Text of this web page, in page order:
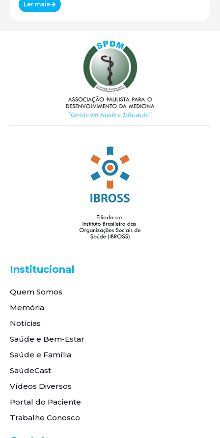
Ler mais
Institucional
Quem Somos
Memória
Notícias
Saúde e Bem-Estar
Saúde e Família
SaúdeCast
Vídeos Diversos
Portal do Paciente
Trabalhe Conosco